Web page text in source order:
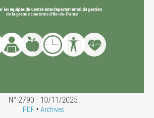
N° 2790 - 10/11/2025
PDF• Archives